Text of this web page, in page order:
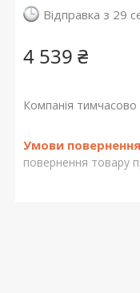
Відправка з 29
4 539 ₴
Компанія
повернення товару